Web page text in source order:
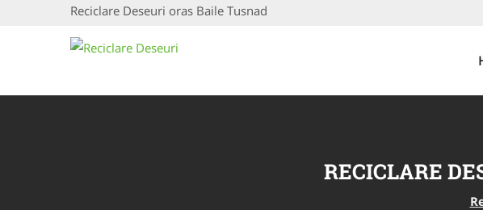
Reciclare Deseuri oras Baile Tusnad
RECICLARE